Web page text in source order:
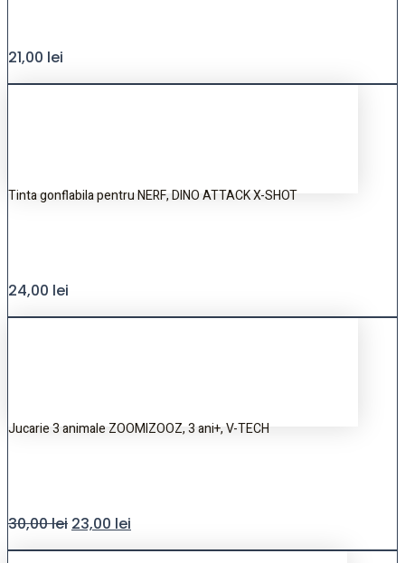
21,00 lei
Tinta gonflabila pentru NERF, DINO ATTACK X-SHOT
24,00 lei
Jucarie 3 animale ZOOMIZOOZ, 3 ani+, V-TECH
30,00lei 23,00 lei